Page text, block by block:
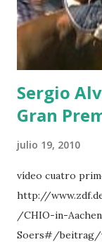
TOPINAMBOUR -
INTERTOY Z -
DI CAMPALTO -
del Gran Premio
Sergio
Gran
julio 19, 2010
vídeo cuatro
http://
/CHIO-in-
Soers#/beitrag/